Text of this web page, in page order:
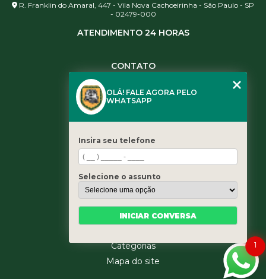
R. Franklin do Amaral, 447 - Vila Nova Cachoeirinha - São Paulo - SP
- 02479-000
ATENDIMENTO 24 HORAS
CONTATO
(11) 3461-5871
contato@leaoservicos.com.br
Home
Quem somos
Serviços
Blog
Categorias
Mapa do site
1
OLÁ! FALE AGORA PELO
WHATSAPP
Insira seu telefone
Selecione o assunto
INICIAR CONVERSA